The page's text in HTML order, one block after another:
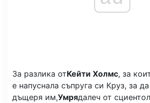
За разлика отКейти Холмс, за
е напуснала съпруга си Круз, за
дъщеря им,Умрядалеч от